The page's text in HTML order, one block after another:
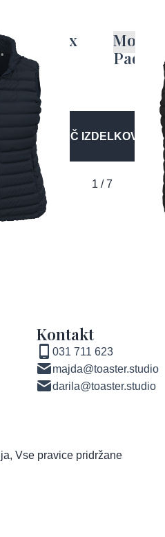
Lux
Moški
VEČ IZDELKOV
1 / 7
Kontakt
031 711 623
majda@toaster.studio
darila@toaster.studio
Vse pravice pridržane